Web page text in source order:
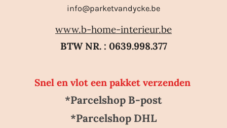
info@parketvandycke.be
www.b-home-interieur.be
BTW NR. : 0639.998.377
Snel en vlot een pakket verzenden
*Parcelshop B-post
*Parcelshop DHL